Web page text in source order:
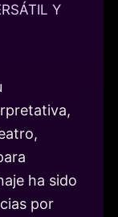
Y
ha sido
por